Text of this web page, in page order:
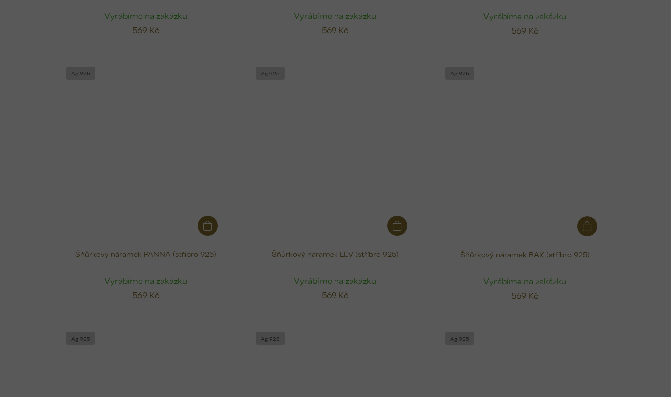
Vyrábíme na zakázku
569 Kč
Vyrábíme na zakázku
569 Kč
Vyrábíme na zakázku
569 Kč
Ag 925
Šňůrkový náramek PANNA (stříbro 925)
Vyrábíme na zakázku
569 Kč
Ag 925
Šňůrkový náramek LEV (stříbro 925)
Vyrábíme na zakázku
569 Kč
Ag 925
Šňůrkový náramek RAK (stříbro 925)
Vyrábíme na zakázku
569 Kč
Ag 925 Ag 925 Ag 925